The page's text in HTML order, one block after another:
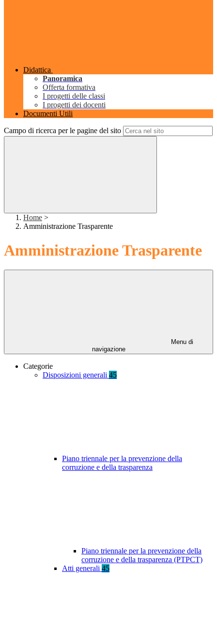
Didattica
Panoramica
Offerta formativa
I progetti delle classi
I progetti dei docenti
Documenti Utili
Campo di ricerca per le pagine del sito
Home >
Amministrazione Trasparente
Amministrazione Trasparente
Menu di
navigazione
Categorie
Disposizioni generali 45
Piano triennale per la prevenzione della
corruzione e della trasparenza
Piano triennale per la prevenzione della
corruzione e della trasparenza (PTPCT)
Atti generali 45